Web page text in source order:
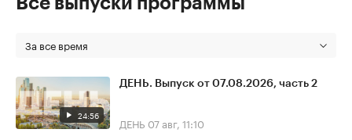
За все время
24:56
ДЕНЬ. Выпуск от 07.08.2026, часть 2
ДЕНЬ 07 авг, 11:10